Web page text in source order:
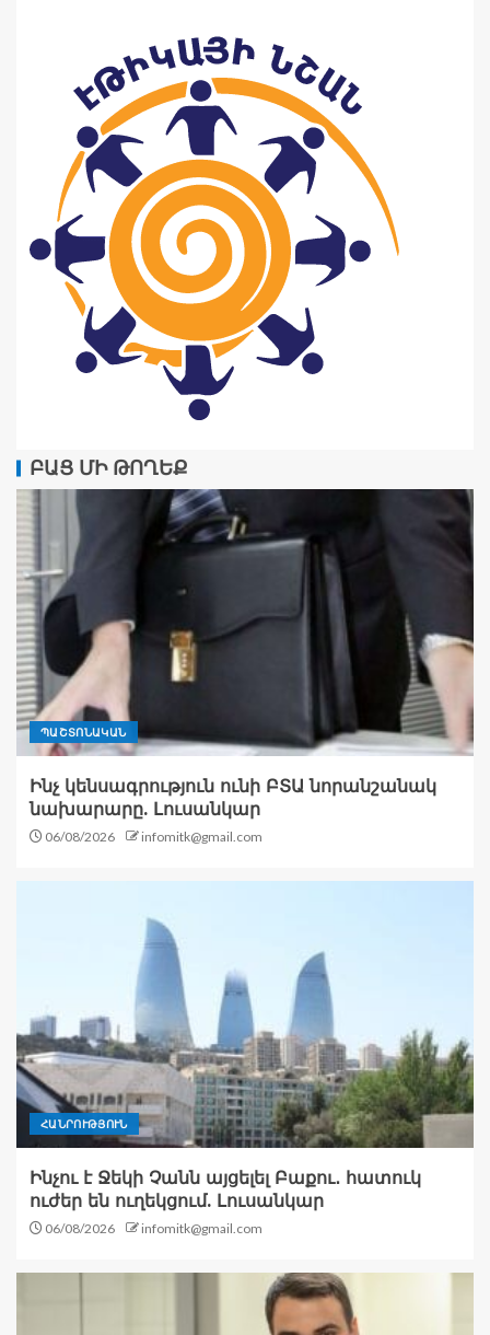
ԲԱՑ ՄԻ ԹՈՂԵՔ
ՊԱՇՏՈՆԱԿԱՆ
Ինչ կենսագրություն ունի ԲՏԱ նորանշանակ
նախարարը. Լուսանկար
06/08/2026 infomitk@gmail.com
ՀԱՆՐՈՒԹՅՈՒՆ
Ինչու է Ջեկի Չանն այցելել Բաքու․ հատուկ
ուժեր են ուղեկցում. Լուսանկար
06/08/2026 infomitk@gmail.com